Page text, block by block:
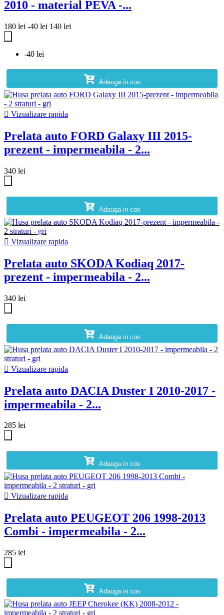
2010 - material PEVA -...
180 lei -40 lei 140 lei
-40 lei
Adauga in cos
 Vizualizare rapida
Prelata auto FORD Galaxy III 2015-
prezent - impermeabila - 2...
340 lei
Adauga in cos
 Vizualizare rapida
Prelata auto SKODA Kodiaq 2017-
prezent - impermeabila - 2...
340 lei
Adauga in cos
 Vizualizare rapida
Prelata auto DACIA Duster I 2010-2017 -
impermeabila - 2...
285 lei
Adauga in cos
 Vizualizare rapida
Prelata auto PEUGEOT 206 1998-2013
Combi - impermeabila - 2...
285 lei
Adauga in cos